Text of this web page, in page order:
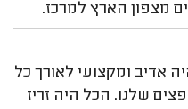
אדיב ומקצועי לאורך כל
שלנו. הכל היה זריז